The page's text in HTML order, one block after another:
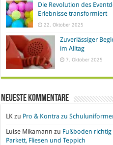
Die Revolution des
Erlebnisse transformiert
22. Oktober 2025
Zuverlässiger
im Alltag
7. Oktober 2025
Neueste Kommentare
LK zu Pro & Kontra zu
Luise Mikamann zu Fußboden
Parkett, Fliesen und Teppich